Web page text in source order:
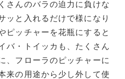
さんのバラの迫力に負けな
ッと入れるだけで様になり
ピッチャーを花瓶にすると
バ・トイッカも、たくさん
、フローラのピッチャーに
来の用途から少し外して使